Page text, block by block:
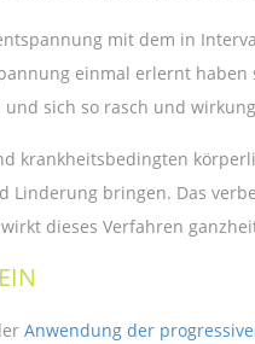
mit dem in
einmal erlernt
sich so rasch und
krankheitsbedingten
Linderung bringen. Das
dieses Verfahren
Anwendung der